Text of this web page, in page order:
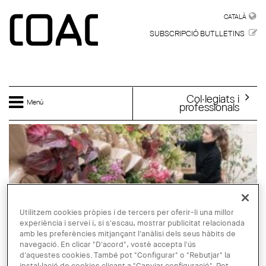
CATALÀ
SUBSCRIPCIÓ BUTLLETINS
Menú Col·legiats i
professionals
Utilitzem cookies pròpies i de tercers per oferir-li una millor
experiència i servei i, si s'escau, mostrar publicitat relacionada
amb les preferències mitjançant l'anàlisi dels seus hàbits de
navegació. En clicar "D'acord", vostè accepta l'ús
d'aquestes cookies. També pot "Configurar" o "Rebutjar" la